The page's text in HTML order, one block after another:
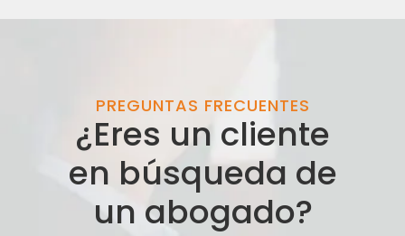
PREGUNTAS FRECUENTES
¿Eres un cliente
en búsqueda de
un abogado?